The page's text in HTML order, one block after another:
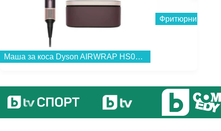
Маша за коса Dyson AIRWRAP HS09 Co-anda 2x™Jp/Pl (598775-01) , 1700 W...
Фритюрник